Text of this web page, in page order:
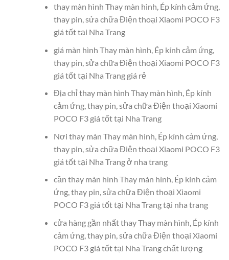
thay màn hình Thay màn hình, Ép kính cảm ứng,
thay pin, sửa chữa Điện thoại Xiaomi POCO F3
giá tốt tại Nha Trang
giá màn hình Thay màn hình, Ép kính cảm ứng,
thay pin, sửa chữa Điện thoại Xiaomi POCO F3
giá tốt tại Nha Trang giá rẻ
Địa chỉ thay màn hình Thay màn hình, Ép kính
cảm ứng, thay pin, sửa chữa Điện thoại Xiaomi
POCO F3 giá tốt tại Nha Trang
Nơi thay màn Thay màn hình, Ép kính cảm ứng,
thay pin, sửa chữa Điện thoại Xiaomi POCO F3
giá tốt tại Nha Trang ở nha trang
cần thay màn hình Thay màn hình, Ép kính cảm
ứng, thay pin, sửa chữa Điện thoại Xiaomi
POCO F3 giá tốt tại Nha Trang tại nha trang
cửa hàng gần nhất thay Thay màn hình, Ép kính
cảm ứng, thay pin, sửa chữa Điện thoại Xiaomi
POCO F3 giá tốt tại Nha Trang chất lượng